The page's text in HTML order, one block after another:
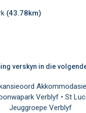
(43.78km)
verskyn in die
Akkommodasie
Verblyf • St
Jeuggroepe Verblyf